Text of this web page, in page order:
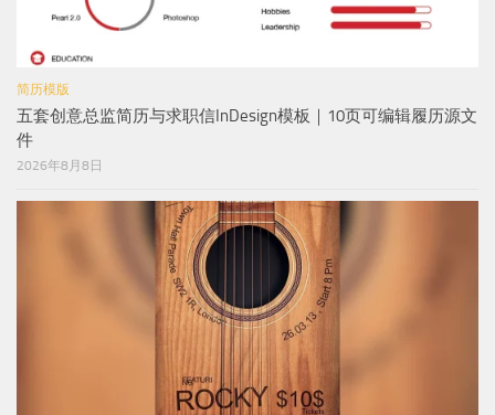
简历模版
五套创意总监简历与求职信InDesign模板｜10页可编辑履历源文
件
2026年8月8日